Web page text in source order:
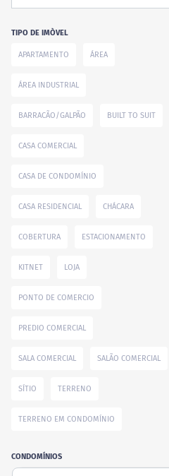
TIPO DE IMÒVEL
APARTAMENTO ÁREA
ÁREA INDUSTRIAL
BARRACÃO/GALPÃO BUILT TO SUIT
CASA COMERCIAL
CASA DE CONDOMÍNIO
CASA RESIDENCIAL CHÁCARA
COBERTURA ESTACIONAMENTO
KITNET LOJA
PONTO DE COMERCIO
PREDIO COMERCIAL
SALA COMERCIAL SALÃO COMERCIAL
SÍTIO TERRENO
TERRENO EM CONDOMÍNIO
CONDOMÍNIOS